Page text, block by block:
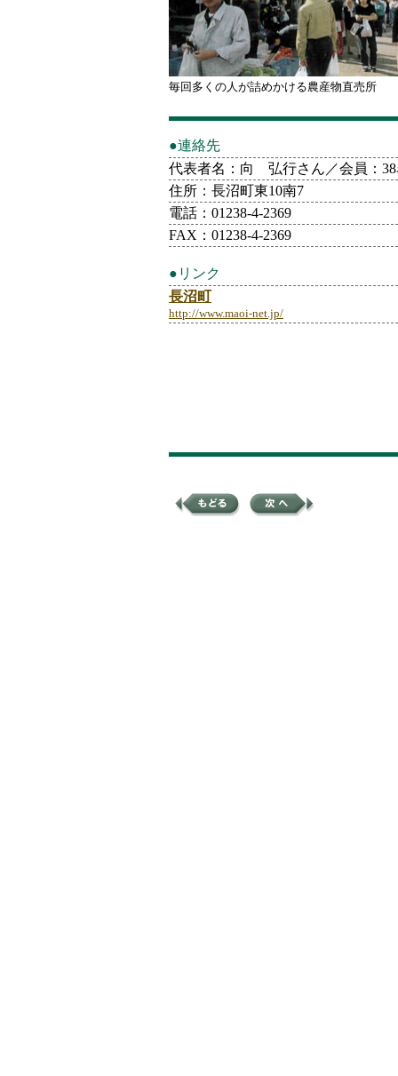
毎回多くの人が詰めかける農産物直売所
●連絡先
代表者名：向 弘行さん／会員：
住所：長沼町東10南7
電話：01238-4-2369
FAX：01238-4-2369
●リンク
長沼町
http://www.maoi-net.jp/